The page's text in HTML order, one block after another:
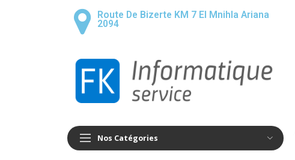
Route De Bizerte KM 7 El Mnihla Ariana
2094
Nos Catégories